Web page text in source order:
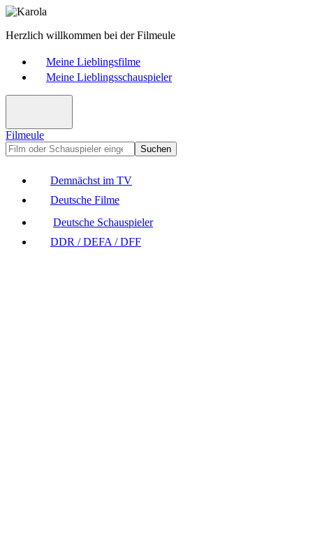
Herzlich willkommen bei der Filmeule
Meine Lieblingsfilme
Meine Lieblingsschauspieler
Filmeule
Suchen
Demnächst im TV
Deutsche Filme
Deutsche Schauspieler
DDR / DEFA / DFF